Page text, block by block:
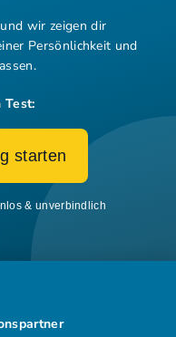
wir zeigen dir
Persönlichkeit und
Test:
starten
& unverbindlich